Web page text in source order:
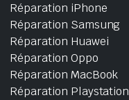
Réparation iPhone
Réparation Samsung
Réparation Huawei
Réparation Oppo
Réparation MacBook
Réparation Playstation